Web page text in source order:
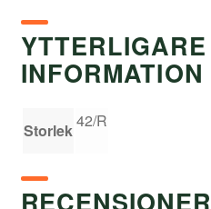
YTTERLIGARE
INFORMATION
Storlek42/R
RECENSIONER